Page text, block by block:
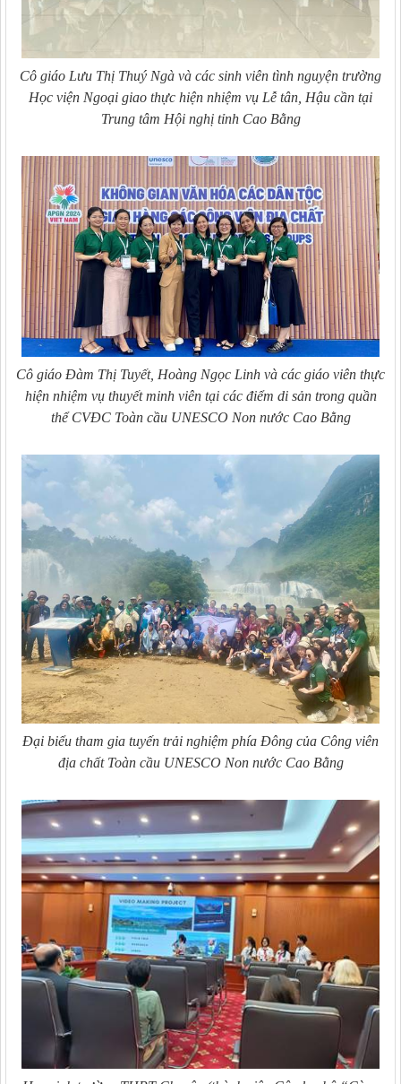
Cô giáo Lưu Thị Thuý Ngà và các sinh viên tình nguyện trường
Học viện Ngoại giao thực hiện nhiệm vụ Lễ tân, Hậu cần tại
Trung tâm Hội nghị tỉnh Cao Bằng
Cô giáo Đàm Thị Tuyết, Hoàng Ngọc Linh và các giáo viên thực
hiện nhiệm vụ thuyết minh viên tại các điểm di sản trong quần
thể CVĐC Toàn cầu UNESCO Non nước Cao Bằng
Đại biểu tham gia tuyến trải nghiệm phía Đông của Công viên
địa chất Toàn cầu UNESCO Non nước Cao Bằng